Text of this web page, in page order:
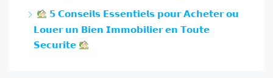
𝟱 𝗖𝗼𝗻𝘀𝗲𝗶𝗹𝘀 𝗘𝘀𝘀𝗲𝗻𝘁𝗶𝗲𝗹𝘀 𝗽𝗼𝘂𝗿 𝗔𝗰𝗵𝗲𝘁𝗲𝗿 𝗼𝘂
𝗟𝗼𝘂𝗲𝗿 𝘂𝗻 𝗕𝗶𝗲𝗻 𝗜𝗺𝗺𝗼𝗯𝗶𝗹𝗶𝗲𝗿 𝗲𝗻 𝗧𝗼𝘂𝘁𝗲
𝗦𝗲‌𝗰𝘂𝗿𝗶𝘁𝗲‌